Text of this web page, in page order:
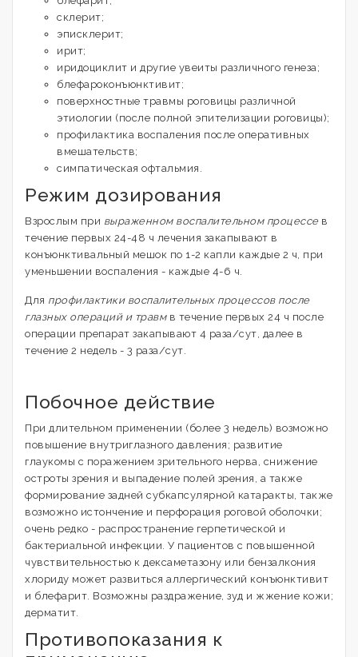
склерит;
эписклерит;
ирит;
иридоциклит и другие увеиты различного генеза;
блефароконъюнктивит;
поверхностные травмы роговицы различной
этиологии (после полной эпителизации роговицы);
профилактика воспаления после оперативных
вмешательств;
симпатическая офтальмия.
Режим дозирования
Взрослым при выраженном воспалительном процессев
течение первых 24-48 ч лечения закапывают в
конъюнктивальный мешок по 1-2 капли каждые 2 ч, при
уменьшении воспаления - каждые 4-6 ч.
Для профилактики воспалительных процессов после
глазных операций и травмв течение первых 24 ч после
операции препарат закапывают 4 раза/сут, далее в
течение 2 недель - 3 раза/сут.
Побочное действие
При длительном применении (более 3 недель) возможно
повышение внутриглазного давления; развитие
глаукомы с поражением зрительного нерва, снижение
остроты зрения и выпадение полей зрения, а также
формирование задней субкапсулярной катаракты, также
возможно истончение и перфорация роговой оболочки;
очень редко - распространение герпетической и
бактериальной инфекции. У пациентов с повышенной
чувствительностью к дексаметазону или бензалкония
хлориду может развиться аллергический конъюнктивит
и блефарит. Возможны раздражение, зуд и жжение кожи;
дерматит.
Противопоказания к